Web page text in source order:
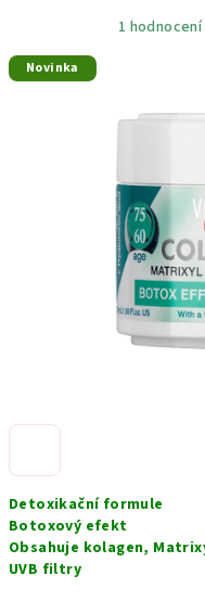
Detoxikační formule
Botoxový efekt
Obsahuje kolagen,
UVB filtry
Průměrné
5,0
hvězdiček.
1 hodnocení
Novinka